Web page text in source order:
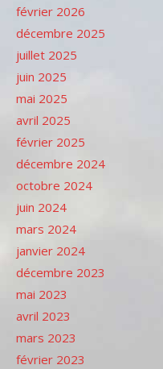
février 2026
décembre 2025
juillet 2025
juin 2025
mai 2025
avril 2025
février 2025
décembre 2024
octobre 2024
juin 2024
mars 2024
janvier 2024
décembre 2023
mai 2023
avril 2023
mars 2023
février 2023